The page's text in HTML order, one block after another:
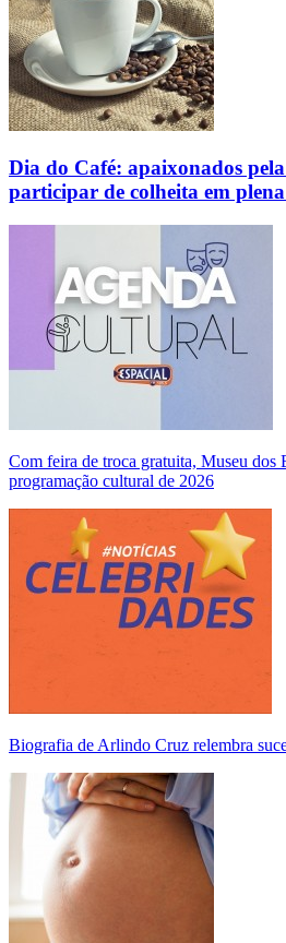
Dia do Café: apaixonados
participar de colheita em
Com feira de troca gratuita, Museu dos
programação cultural de 2026
Biografia de Arlindo Cruz relembra